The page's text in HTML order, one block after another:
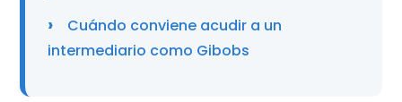
Cuándo conviene acudir a un
intermediario como Gibobs